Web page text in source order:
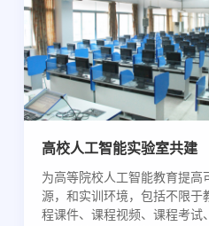
高校人工智能实验室共建
为高等院校人工智能教育提高
源，和实训环境，包括不限于
程课件、课程视频、课程考试